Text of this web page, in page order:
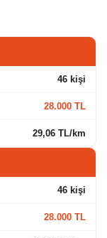
46 kişi
28.000 TL
29,06 TL/km
46 kişi
28.000 TL